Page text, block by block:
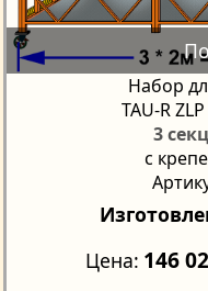
Набор
TAU-R
3
с
Цена 146